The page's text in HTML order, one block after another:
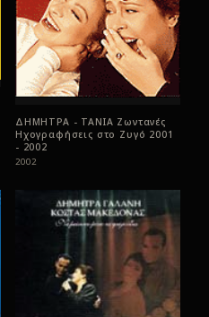
ΔΗΜΗΤΡΑ - ΤΑΝΙΑ Ζωντανές
Ηχογραφήσεις στο Ζυγό 2001
- 2002
2002